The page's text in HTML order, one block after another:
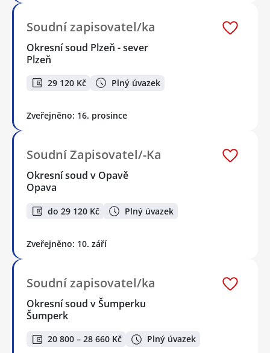
Soudní zapisovatel/ka
Okresní soud Plzeň - sever
Plzeň
29 120 Kč Plný úvazek
Zveřejněno: 16. prosince
Soudní Zapisovatel/-Ka
Okresní soud v Opavě
Opava
do 29 120 Kč Plný úvazek
Zveřejněno: 10. září
Soudní zapisovatel/ka
Okresní soud v Šumperku
Šumperk
20 800 – 28 660 Kč Plný úvazek